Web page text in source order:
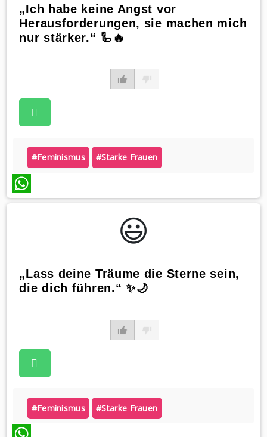
„Ich habe keine Angst vor
Herausforderungen, sie machen mich
nur stärker.“ 🦾🔥
#feminismus #starke Frauen
WhatsApp
😃️
„Lass deine Träume die Sterne sein,
die dich führen.“ ✨🌙
#feminismus #starke Frauen